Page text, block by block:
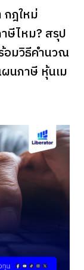
กฎใหม่
ษีไหม? สรุป
อมวิธีคำนวณ
นภาษี หุ้นเม